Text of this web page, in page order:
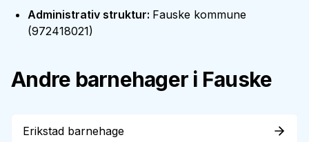
Administrativ struktur: Fauske kommune
(972418021)
Andre barnehager i Fauske
Erikstad barnehage